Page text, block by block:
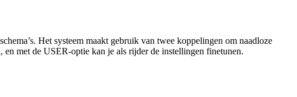
Het systeem maakt gebruik van twee koppelingen om naadloze
met de USER-optie kan je als rijder de instellingen finetunen.